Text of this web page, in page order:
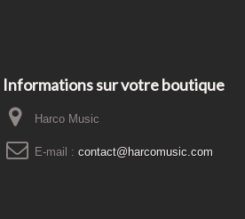
Informations sur votre boutique
Harco Music
E-mail : contact@harcomusic.com